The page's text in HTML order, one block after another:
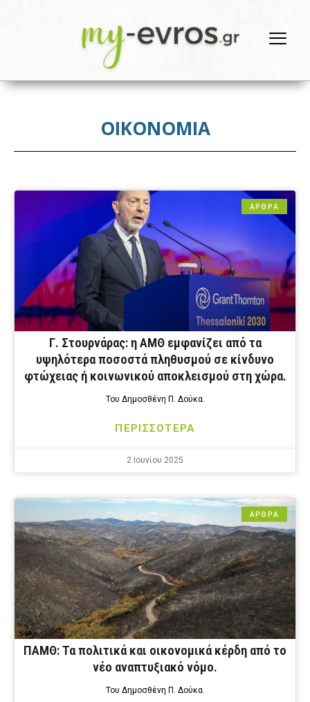
ΟΙΚΟΝΟΜΙΑ
ΑΡΘΡΑ
Γ. Στουρνάρας: η ΑΜΘ εμφανίζει από τα
υψηλότερα ποσοστά πληθυσμού σε κίνδυνο
φτώχειας ή κοινωνικού αποκλεισμού στη χώρα.
Του Δημοσθένη Π. Δούκα.
ΠΕΡΙΣΣΟΤΕΡΑ
2 Ιουνίου 2025
ΑΡΘΡΑ
ΠΑΜΘ: Τα πολιτικά και οικονομικά κέρδη από το
νέο αναπτυξιακό νόμο.
Του Δημοσθένη Π. Δούκα.